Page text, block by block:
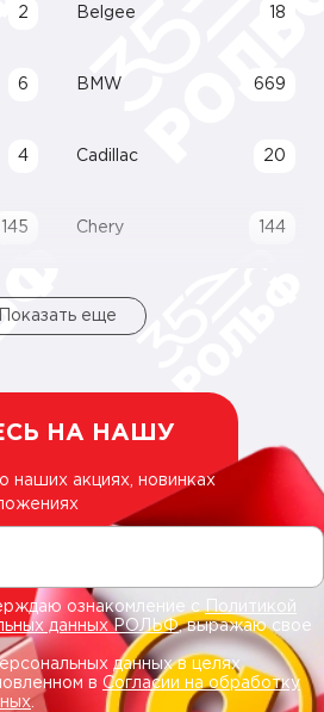
2 Belgee 18
6 BMW 669
4 Cadillac 20
145 Chery 144
Показать еще
НА НАШУ
наших акциях, новинках
ознакомление сПолитикой
данных РОЛЬФ, выражаю свое
данных в целях
в Согласии на обработку
.